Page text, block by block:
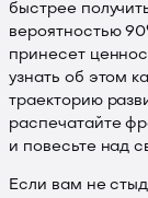
быстрее
вероятностью
принесет
узнать об этом
траекторию
распечатайте
и повесьте над
Если вам не